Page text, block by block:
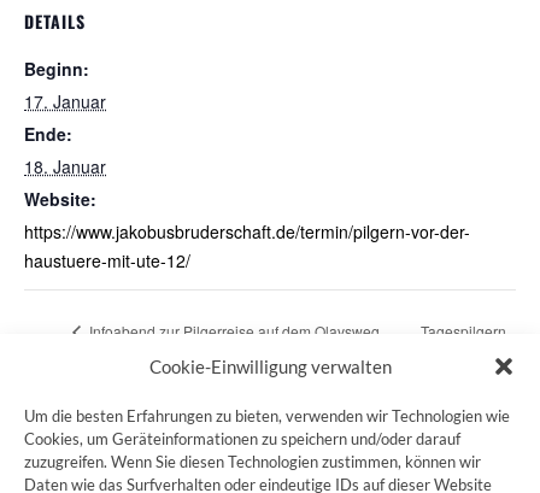
Cookie-Einwilligung verwalten
Um die besten Erfahrungen zu bieten, verwenden wir Technologien wie
Cookies, um Geräteinformationen zu speichern und/oder darauf
zuzugreifen. Wenn Sie diesen Technologien zustimmen, können wir
Daten wie das Surfverhalten oder eindeutige IDs auf dieser Website
DETAILS
Beginn:
17. Januar
Ende:
18. Januar
Website:
https://www.jakobusbruderschaft.de/termin/pilgern-vor-der-
haustuere-mit-ute-12/
Infoabend zur Pilgerreise auf dem Olavsweg
Tagespilgern
ZUM JAKOBSWEG SHOP